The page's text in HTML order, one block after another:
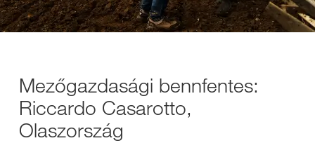
Mezőgazdasági bennfentes:
Riccardo Casarotto,
Olaszország